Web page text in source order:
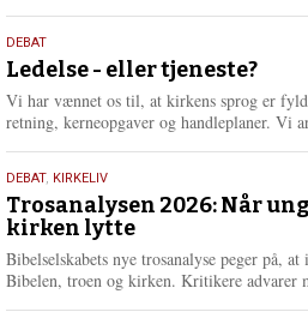
e
r
e
10.
juni
2026
DEBAT
Ledelse - eller tjeneste?
Vi har vænnet os til, at kirkens sprog er
retning, kerneopgaver og handleplaner. Vi
2.
juni
2026
DEBAT, KIRKELIV
Trosanalysen 2026: Når
kirken lytte
Bibelselskabets nye trosanalyse peger på,
Bibelen, troen og kirken. Kritikere advarer